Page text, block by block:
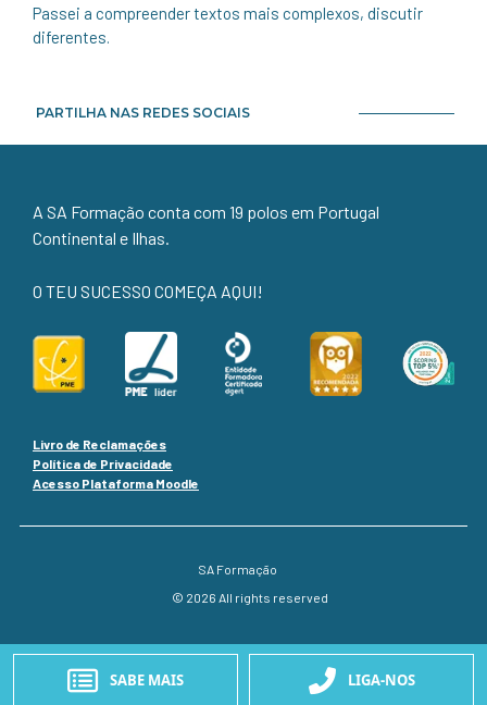
Passei a compreender textos mais complexos, discutir
diferentes.
PARTILHA NAS REDES SOCIAIS
A SA Formação conta com 19 polos em Portugal
Continental e Ilhas.
O TEU SUCESSO COMEÇA AQUI!
Livro de Reclamações
Política de Privacidade
Acesso Plataforma Moodle
SA Formação
© 2026 All rights reserved
SABE MAIS LIGA-NOS